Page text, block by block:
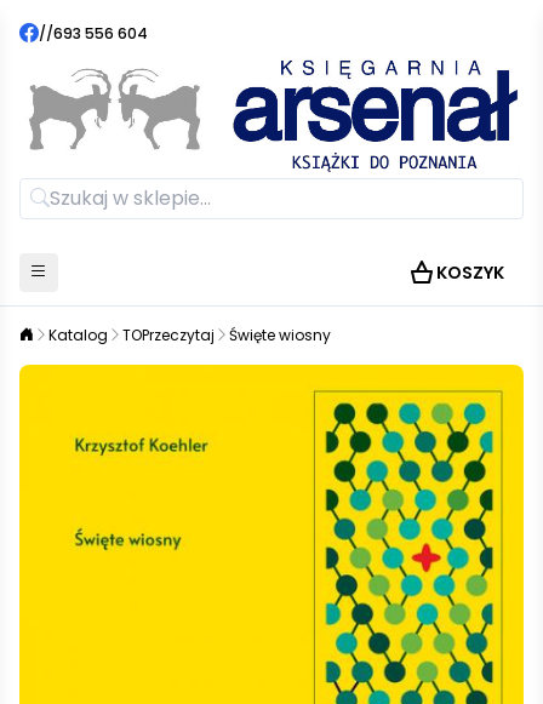
//693 556 604
KOSZYK
Katalog TOPrzeczytaj Święte wiosny